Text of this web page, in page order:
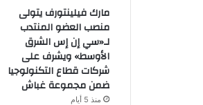
مارك فيلينتورف يتولى
منصب العضو المنتدب
لـ«سي إن إس الشرق
الأوسط» ويشرف على
شركات قطاع التكنولوجيا
ضمن مجموعة غباش
منذ 5 أيام